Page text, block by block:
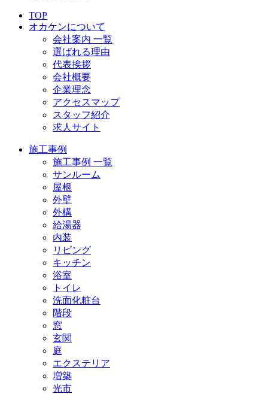
TOP
オカケンについて
会社案内 一覧
選ばれる理由
代表挨拶
会社概要
企業理念
アクセスマップ
スタッフ紹介
求人サイト
施工事例
施工事例 一覧
サンルーム
屋根
外壁
外構
給湯器
内装
リビング
キッチン
浴室
トイレ
洗面化粧台
階段
窓
玄関
庭
エクステリア
増築
光市